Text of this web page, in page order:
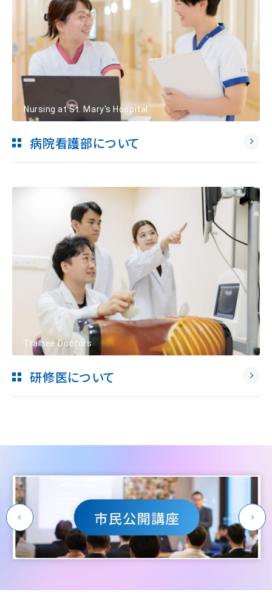
Nursing at St. Mary's Hospital
病院看護部について
Trainee Doctors
研修医について